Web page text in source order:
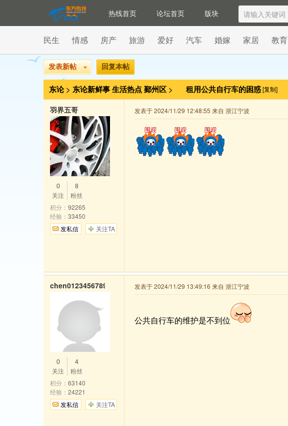
热线首页 论坛首页 版块
民生 情感 房产 旅游 爱好 汽车 婚嫁 家居 教育
发表新帖 回复本帖
东论 > 东论新鲜事生活热点鄞州区 > 租用公共自行车的困惑[复制]
发表于 2024/11/29 12:48:55 来自 浙江宁波
羽界五哥
0
关注
8
粉丝
积分： 92265
经验： 33450
发私信
关注TA
发表于 2024/11/29 13:49:16 来自 浙江宁波
公共自行车的维护是不到位
chen0123456789
0
关注
4
粉丝
积分： 63140
经验： 24221
发私信
关注TA